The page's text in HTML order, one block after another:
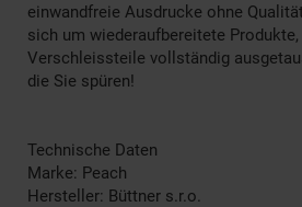
einwandfreie Ausdrucke ohne
sich um wiederaufbereitete
Verschleissteile vollständig
die Sie spüren!
Technische Daten
Marke: Peach
Hersteller: Büttner s.r.o.